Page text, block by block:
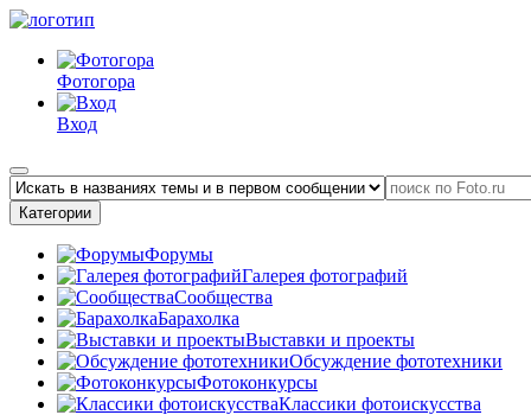
Фотогора
Вход
Категории
Форумы
Галерея фотографий
Сообщества
Барахолка
Выставки и проекты
Обсуждение фототехники
Фотоконкурсы
Классики фотоискусства